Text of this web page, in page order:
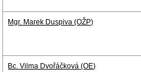
Mgr. Marek Duspiva (OŽP)
Bc. Vilma Dvořáčková (OE)